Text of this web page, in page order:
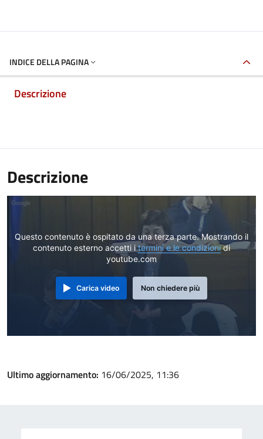
INDICE DELLA PAGINA
Descrizione
Descrizione
Questo contenuto è ospitato da una terza parte. Mostrando il
contenuto esterno accetti itermini e le condizionidi
youtube.com
Carica video Non chiedere più
Ultimo aggiornamento: 16/06/2025, 11:36